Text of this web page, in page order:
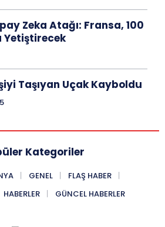
Zeka Atağı: Fransa, 100
Yetiştirecek
Taşıyan Uçak Kayboldu
Kategoriler
GENEL
FLAŞ HABER
HABERLER GÜNCEL HABERLER